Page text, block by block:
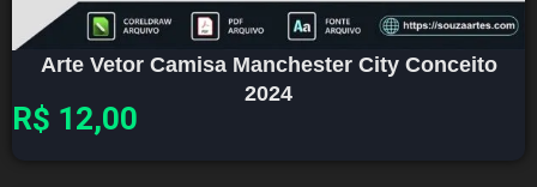
Arte Vetor Camisa Manchester City Conceito
2024
R$ 12,00